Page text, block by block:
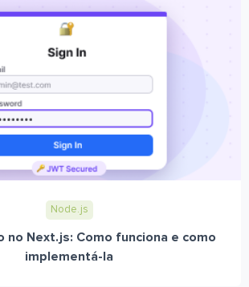
Node.js
no Next.js: Como funciona e como
implementá-la